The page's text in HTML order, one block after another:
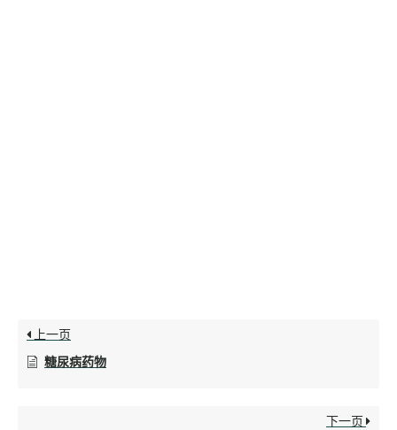
上一页
糖尿病药物
下一页